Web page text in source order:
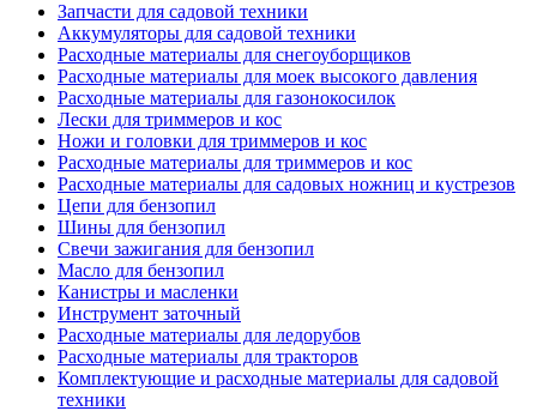
Запчасти для садовой техники
Аккумуляторы для садовой техники
Расходные материалы для снегоуборщиков
Расходные материалы для моек высокого давления
Расходные материалы для газонокосилок
Лески для триммеров и кос
Ножи и головки для триммеров и кос
Расходные материалы для триммеров и кос
Расходные материалы для садовых ножниц и кустрезов
Цепи для бензопил
Шины для бензопил
Свечи зажигания для бензопил
Масло для бензопил
Канистры и масленки
Инструмент заточный
Расходные материалы для ледорубов
Расходные материалы для тракторов
Комплектующие и расходные материалы для садовой
техники